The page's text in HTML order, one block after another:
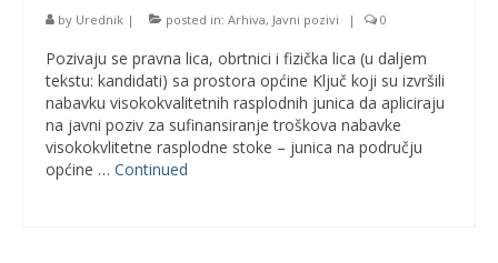
by Urednik | posted in: Arhiva, Javni pozivi | 0
Pozivaju se pravna lica, obrtnici i fizička lica (u daljem
tekstu: kandidati) sa prostora općine Ključ koji su izvršili
nabavku visokokvalitetnih rasplodnih junica da apliciraju
na javni poziv za sufinansiranje troškova nabavke
visokokvlitetne rasplodne stoke – junica na području
općine … Continued